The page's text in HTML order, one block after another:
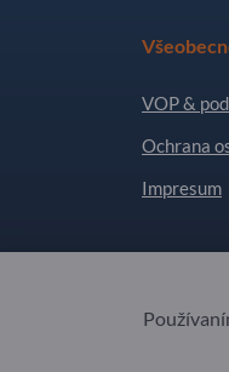
VOP &
Ochrana
Impresum
Copyright